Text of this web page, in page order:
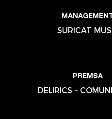
SURICAT
PREMSA
DELIRICS –